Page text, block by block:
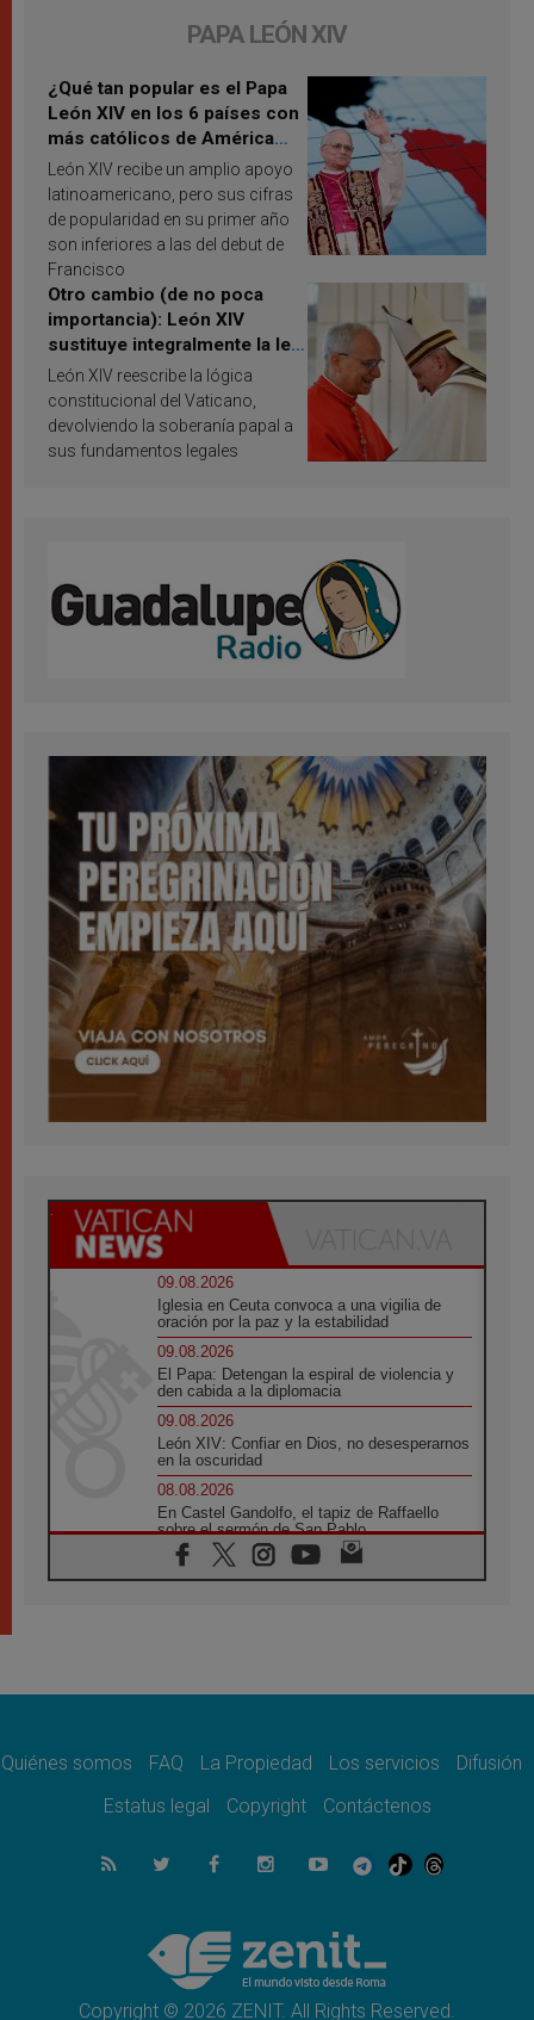
PAPA LEÓN XIV
¿Qué tan popular es el Papa
León XIV en los 6 países con
más católicos de América
Latina en 2026? Publican
resultados de investigación
León XIV recibe un amplio apoyo
latinoamericano, pero sus cifras
de popularidad en su primer año
son inferiores a las del debut de
Francisco
Otro cambio (de no poca
importancia): León XIV
sustituye integralmente la ley
vaticana de Papa Francisco
León XIV reescribe la lógica
constitucional del Vaticano,
devolviendo la soberanía papal a
sus fundamentos legales
09.08.2026
Iglesia en Ceuta convoca a una vigilia de
oración por la paz y la estabilidad
09.08.2026
El Papa: Detengan la espiral de violencia y
den cabida a la diplomacia
09.08.2026
León XIV: Confiar en Dios, no desesperarnos
en la oscuridad
08.08.2026
En Castel Gandolfo, el tapiz de Raffaello
sobre el sermón de San Pablo
08.08.2026
En Colombia, «la paz no se compra con una
08.08.2026
08.08.2026
del Buen Consejo de Genazzano
Filipinas: el Vicariato Apostólico de Calapán
se convierte en diócesis
Honduras: Los desplazados invisibles de una
crisis olvidada
Quiénes somos FAQ La Propiedad Los servicios
Difusión
Estatus legal
Copyright Contáctenos
Copyright © 2026 ZENIT. All Rights Reserved.